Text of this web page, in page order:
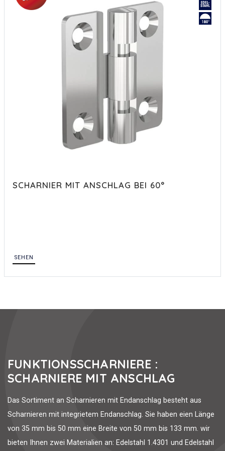
SCHARNIER MIT ANSCHLAG BEI 60°
SEHEN
FUNKTIONSSCHARNIERE :
SCHARNIERE MIT ANSCHLAG
Das Sortiment an Scharnieren mit Endanschlag besteht aus
Scharnieren mit integrietem Endanschlag. Sie haben eien Länge
von 35 mm bis 50 mm eine Breite von 50 mm bis 133 mm. wir
bieten Ihnen zwei Materialien an: Edelstahl 1.4301 und Edelstahl